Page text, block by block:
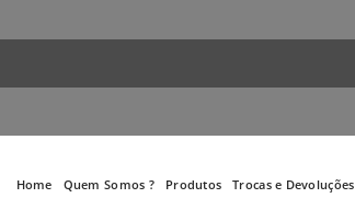
Home Quem Somos ? Produtos Trocas e Devoluções